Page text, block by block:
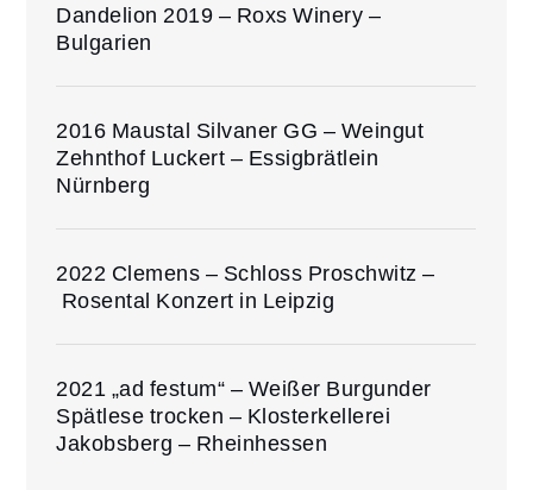
Dandelion 2019 – Roxs Winery –
Bulgarien
2016 Maustal Silvaner GG – Weingut
Zehnthof Luckert – Essigbrätlein
Nürnberg
2022 Clemens – Schloss Proschwitz –
Rosental Konzert in Leipzig
2021 „ad festum“ – Weißer Burgunder
Spätlese trocken – Klosterkellerei
Jakobsberg – Rheinhessen